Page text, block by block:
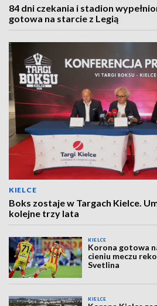
84 dni czekania i stadion
gotowa na starcie z Legią
KIELCE
Boks zostaje w Targach Kielce.
kolejne trzy lata
KIELCE
Korona gotowa
cieniu meczu
Svetlina
KIELCE